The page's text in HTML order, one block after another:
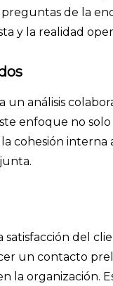
de la
y la realidad
un análisis
enfoque no
cohesión interna
del
un contacto
la organización.